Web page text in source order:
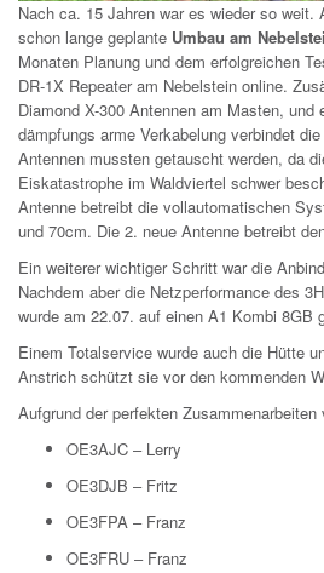
Nach ca. 15 Jahren war es wieder so weit.
schon lange geplante Umbau am
Monaten Planung und dem erfolgreichen
DR-1X Repeater am Nebelstein online.
Diamond X-300 Antennen am Masten, und
dämpfungs arme Verkabelung verbindet
Antennen mussten getauscht werden, da
Eiskatastrophe im Waldviertel schwer
Antenne betreibt die vollautomatischen
und 70cm. Die 2. neue Antenne betreibt
Ein weiterer wichtiger Schritt war die
Nachdem aber die Netzperformance des
wurde am 22.07. auf einen A1 Kombi 8GB
Einem Totalservice wurde auch die Hütte
Anstrich schützt sie vor den kommenden
Aufgrund der perfekten Zusammenarbeiten
OE3AJC – Lerry
OE3DJB – Fritz
OE3FPA – Franz
OE3FRU – Franz